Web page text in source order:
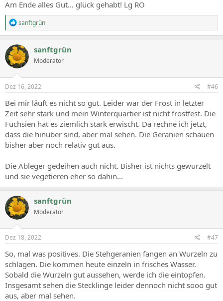
Am Ende alles Gut... glück gehabt! Lg RO
R
e
a
c
t
i
o
n
s
sanftgrün
sanftgrün
Moderator
Dez 16, 2022 #46
Bei mir läuft es nicht so gut. Leider war der Frost in letzter
Zeit sehr stark und mein Winterquartier ist nicht frostfest. Die
Fuchsien hat es ziemlich stark erwischt. Da rechne ich jetzt,
dass die hinüber sind, aber mal sehen. Die Geranien schauen
bisher aber noch relativ gut aus.
Die Ableger gedeihen auch nicht. Bisher ist nichts gewurzelt
und sie vegetieren eher so dahin...
sanftgrün
Moderator
Dez 18, 2022 #47
So, mal was positives. Die Stehgeranien fangen an Wurzeln zu
schlagen. Die kommen heute einzeln in frisches Wasser.
Sobald die Wurzeln gut aussehen, werde ich die eintopfen.
Insgesamt sehen die Stecklinge leider dennoch nicht sooo gut
aus, aber mal sehen.